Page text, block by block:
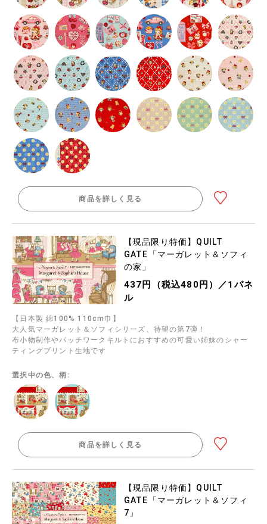
商品を詳しく見る
【現品限り特価】QUILT
GATE「マーガレット＆ソフィ
の家」
437円（税込480円）／1パネ
ル
【日本製 綿100% 110cm巾】
大人気マーガレット＆ソフィシリーズ、待望の第7弾！
布小物制作やパッチワークキルトにおすすめの可愛い姉妹のシャー
ティングプリント生地です
選択中の色、柄:
商品を詳しく見る
【現品限り特価】QUILT
GATE「マーガレット＆ソフィ
7」